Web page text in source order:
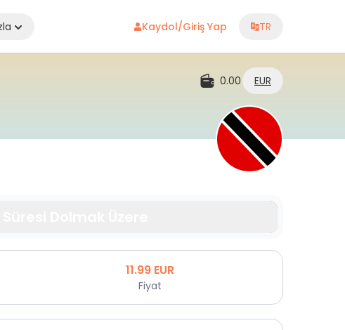
Kaydol/Giriş Yap TR
0.00 EUR
11.99 EUR
Fiyat